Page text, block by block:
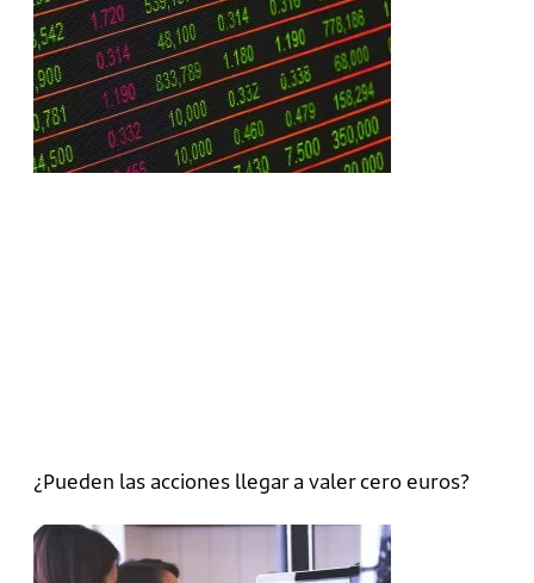
¿Pueden las acciones llegar a valer cero euros?